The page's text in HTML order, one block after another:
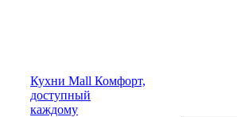
Кухни Mall Комфорт,
доступный
каждому